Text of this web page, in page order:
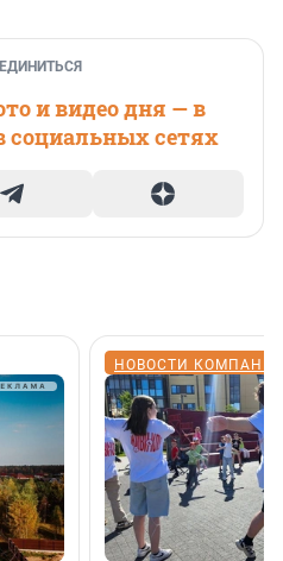
и видео дня — в
социальных сетях
НОВОСТИ